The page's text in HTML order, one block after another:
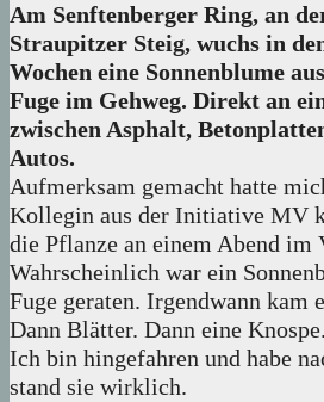
Am Senftenberger Ring, an
Straupitzer Steig, wuchs in
Wochen eine Sonnenblume
Fuge im Gehweg. Direkt an
zwischen Asphalt,
Autos.
Aufmerksam gemacht hatte
Kollegin aus der Initiative MV
die Pflanze an einem Abend im
Wahrscheinlich war ein
Fuge geraten. Irgendwann kam
Dann Blätter. Dann eine Knospe.
Ich bin hingefahren und habe
stand sie wirklich.